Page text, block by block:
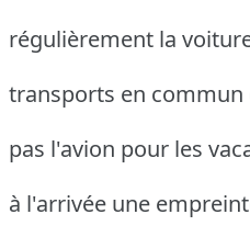
régulièrement la
transports en
pas l'avion pour les
à l'arrivée une